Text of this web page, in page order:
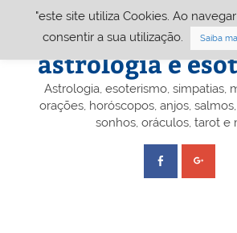
Portal A&E –
astrologia e
Astrologia, esoterismo, simpatias,
orações, horóscopos, anjos,
sonhos, oráculos, tarot e
"este site utiliza Cookies. Ao
consentir a sua utilização.
Saiba